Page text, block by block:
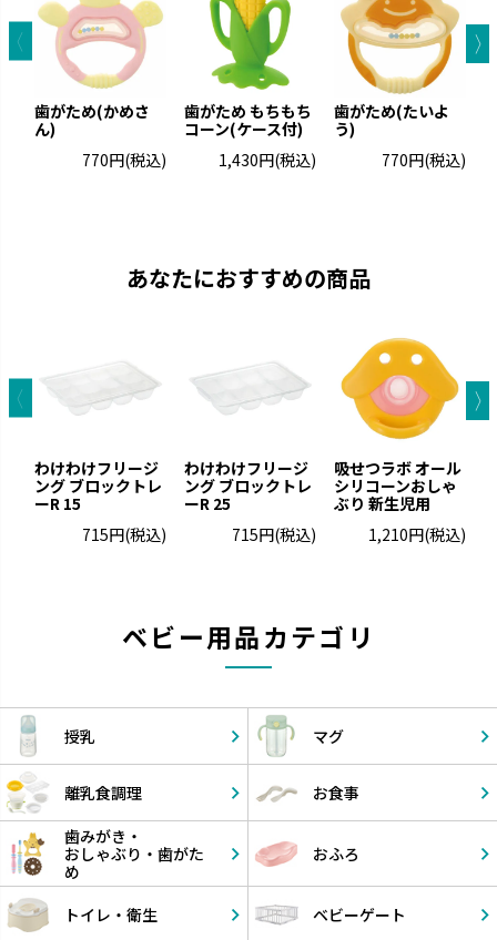
歯がため(かめさ
ん)
770円(税込)
歯がため もちもち
コーン(ケース付)
1,430円(税込)
歯がため(たいよ
う)
770円(税込)
あなたにおすすめの商品
わけわけフリージ
ング ブロックトレ
ーR 15
715円(税込)
わけわけフリージ
ング ブロックトレ
ーR 25
715円(税込)
吸せつラボ オール
シリコーンおしゃ
ぶり 新生児用
1,210円(税込)
ベビー用品カテゴリ
授乳 マグ
離乳食調理
お食事
歯みがき・
おしゃぶり・ 歯がた
め
おふろ
トイレ・衛生 ベビーゲート